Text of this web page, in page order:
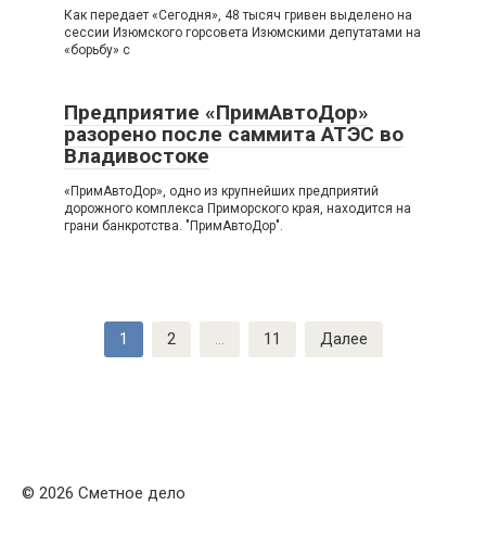
Как передает «Сегодня», 48 тысяч гривен выделено на
сессии Изюмского горсовета Изюмскими депутатами на
«борьбу» с
Предприятие «ПримАвтоДор»
разорено после саммита АТЭС во
Владивостоке
«ПримАвтоДор», одно из крупнейших предприятий
дорожного комплекса Приморского края, находится на
грани банкротства. "ПримАвтоДор".
1 2 … 11 Далее
© 2026 Сметное дело